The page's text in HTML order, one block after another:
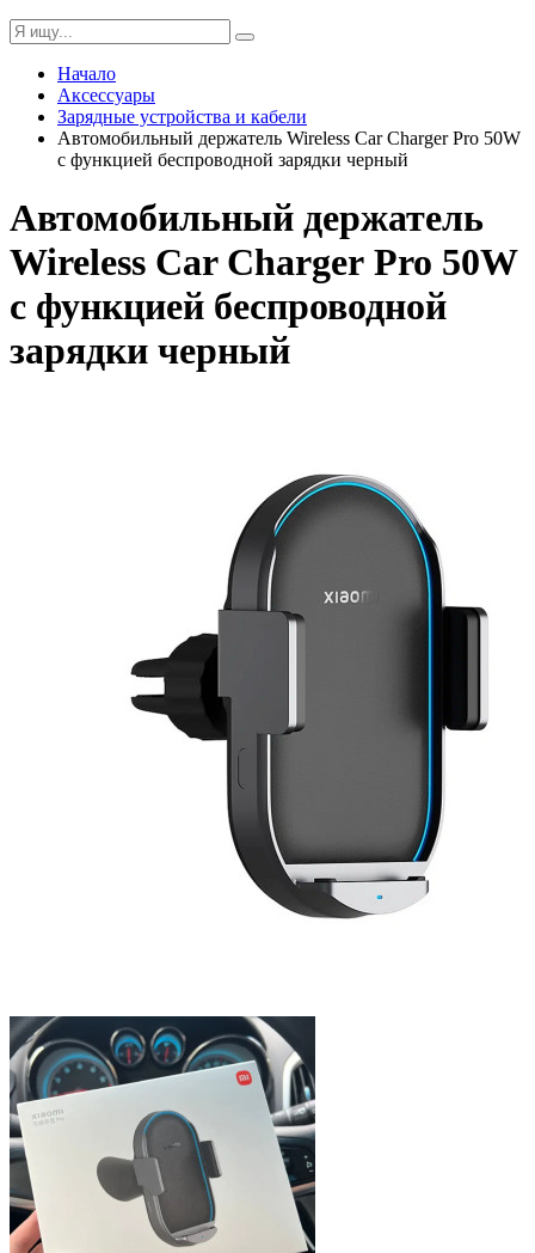
Начало
Аксессуары
Зарядные устройства и кабели
Автомобильный держатель Wireless Car Charger Pro 50W
с функцией беспроводной зарядки черный
Автомобильный держатель
Wireless Car Charger Pro 50W
с функцией беспроводной
зарядки черный